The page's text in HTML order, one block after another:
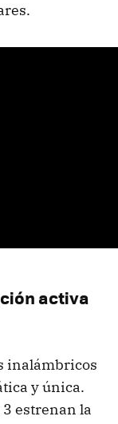
activa
inalámbricos
y única.
estrenan la